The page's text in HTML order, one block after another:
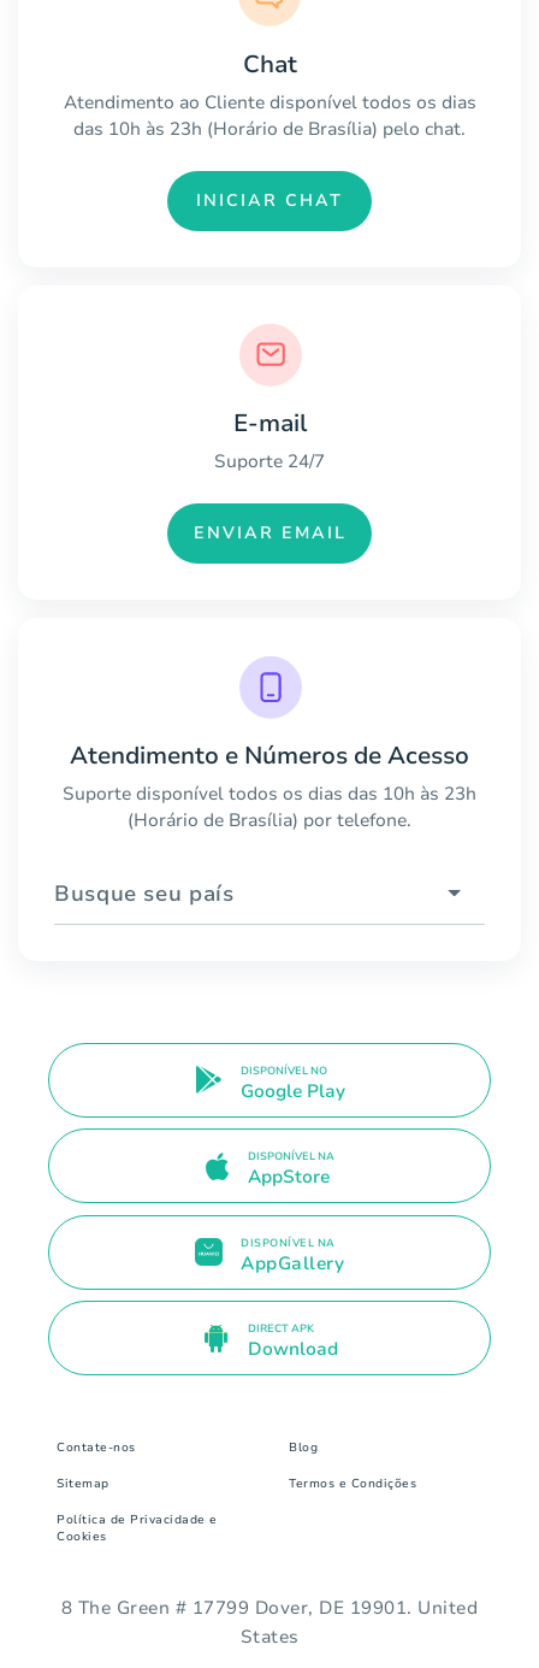
Chat
Atendimento ao Cliente disponível todos os dias
das 10h às 23h (Horário de Brasília) pelo chat.
INICIAR CHAT
E-mail
Suporte 24/7
ENVIAR EMAIL
Atendimento e Números de Acesso
Suporte disponível todos os dias das 10h às 23h
(Horário de Brasília) por telefone.
Busque seu país
DISPONÍVEL NO
Google Play
DISPONÍVEL NA
AppStore
DISPONÍVEL NA
AppGallery
DIRECT APK
Download
Contate-nos Blog
Sitemap Termos e Condições
Política de Privacidade e
Cookies
8 The Green # 17799 Dover, DE 19901. United
States